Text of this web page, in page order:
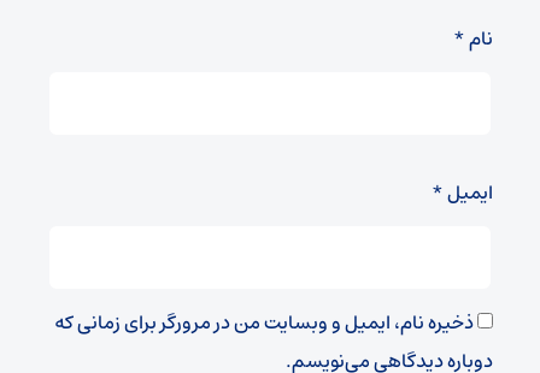
نام*
ایمیل*
ذخیره نام، ایمیل و وبسایت من در مرورگر برای زمانی که
دوباره دیدگاهی می‌نویسم.